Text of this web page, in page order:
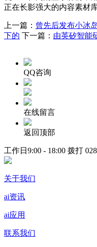
正在长影强大的内容素材
上一篇： 曾先后发布小冰
下的 下一篇： 由英矽智能
QQ咨询
在线留言
返回顶部
工作日9:00 - 18:00 拨打
关于我们
ai资讯
ai应用
联系我们